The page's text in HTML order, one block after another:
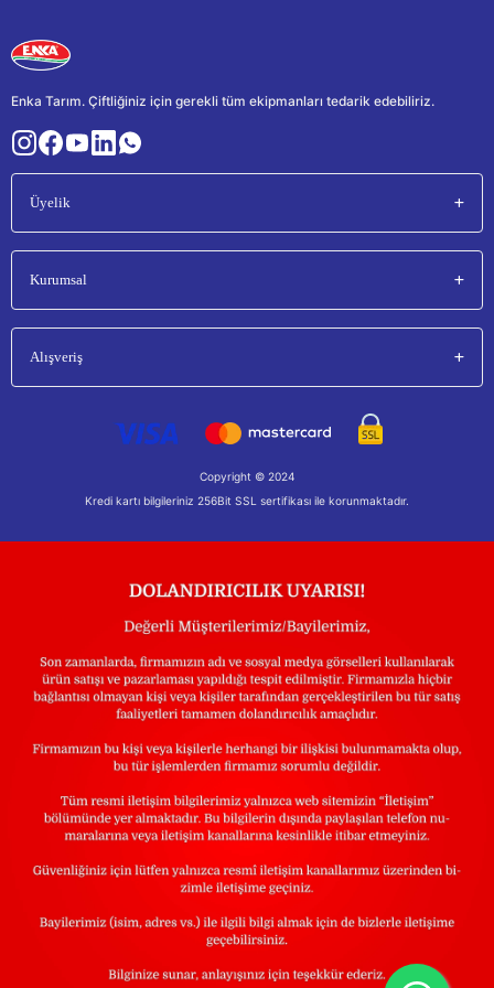
Enka Tarım. Çiftliğiniz için gerekli tüm ekipmanları tedarik edebiliriz.
Üyelik
Kurumsal
Alışveriş
Copyright © 2024
Kredi kartı bilgileriniz 256Bit SSL sertifikası ile korunmaktadır.